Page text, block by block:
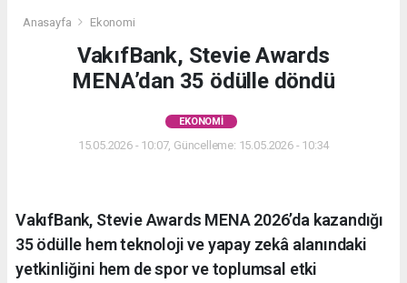
Anasayfa Ekonomi
VakıfBank, Stevie Awards
MENA’dan 35 ödülle döndü
EKONOMI
15.05.2026 - 10:07, Güncelleme: 15.05.2026 - 10:34
VakıfBank, Stevie Awards MENA 2026’da kazandığı
35 ödülle hem teknoloji ve yapay zekâ alanındaki
yetkinliğini hem de spor ve toplumsal etki